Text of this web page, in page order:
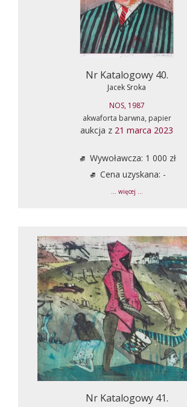
Nr Katalogowy 40.
Jacek Sroka
NOS, 1987
akwaforta barwna, papier
aukcja z 21 marca 2023
Wywoławcza: 1 000 zł
Cena uzyskana: -
... więcej ...
Nr Katalogowy 41.